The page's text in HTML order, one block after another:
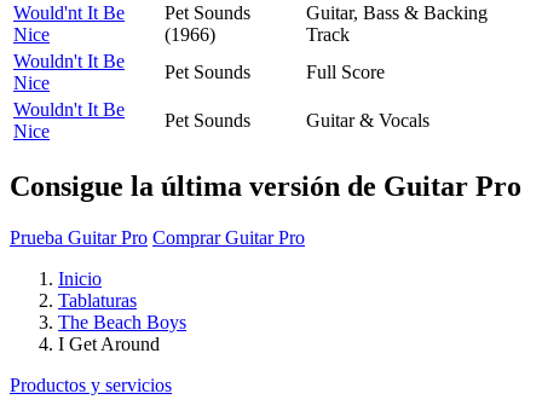
Would'nt It Be
Nice
Pet Sounds
(1966)
Guitar, Bass & Backing
Track
Wouldn't It Be
Nice
Pet Sounds
Full Score
Wouldn't It Be
Nice
Pet Sounds Guitar & Vocals
Consigue la última versión de Guitar Pro
Prueba Guitar Pro Comprar Guitar Pro
Inicio
Tablaturas
The Beach Boys
I Get Around
Productos y servicios